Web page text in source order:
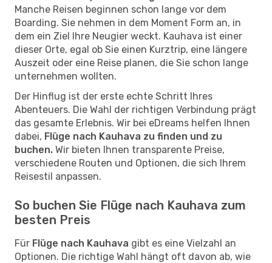
Manche Reisen beginnen schon lange vor dem
Boarding. Sie nehmen in dem Moment Form an, in
dem ein Ziel Ihre Neugier weckt. Kauhava ist einer
dieser Orte, egal ob Sie einen Kurztrip, eine längere
Auszeit oder eine Reise planen, die Sie schon lange
unternehmen wollten.
Der Hinflug ist der erste echte Schritt Ihres
Abenteuers. Die Wahl der richtigen Verbindung prägt
das gesamte Erlebnis. Wir bei eDreams helfen Ihnen
dabei, Flüge nach Kauhava zu finden und zu
buchen. Wir bieten Ihnen transparente Preise,
verschiedene Routen und Optionen, die sich Ihrem
Reisestil anpassen.
So buchen Sie Flüge nach Kauhava zum
besten Preis
Für Flüge nach Kauhava gibt es eine Vielzahl an
Optionen. Die richtige Wahl hängt oft davon ab, wie